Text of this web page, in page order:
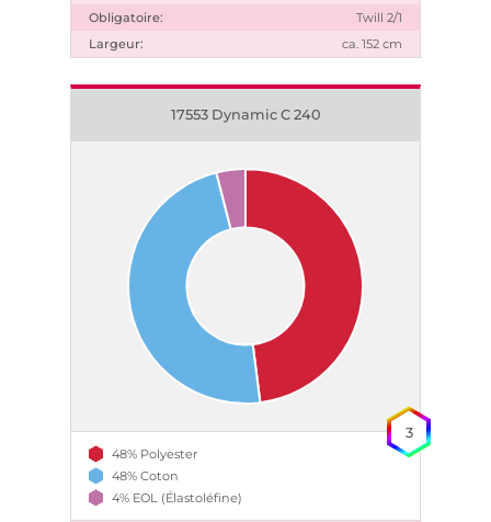
Obligatoire:
Twill 2/1
Largeur:
ca. 152 cm
17553 Dynamic C 240
48% Polyester
48% Coton
4% EOL (Élastoléfine)
3